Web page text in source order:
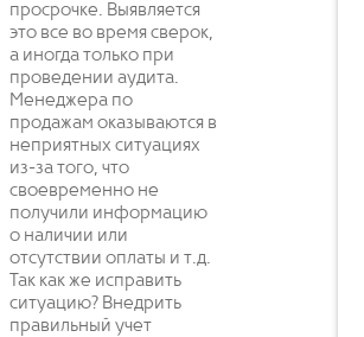
просрочке. Выявляется
это все во время сверок,
а иногда только при
проведении аудита.
Менеджера по
продажам оказываются в
неприятных ситуациях
из-за того, что
своевременно не
получили информацию
о наличии или
отсутствии оплаты и т.д.
Так как же исправить
ситуацию? Внедрить
правильный учет